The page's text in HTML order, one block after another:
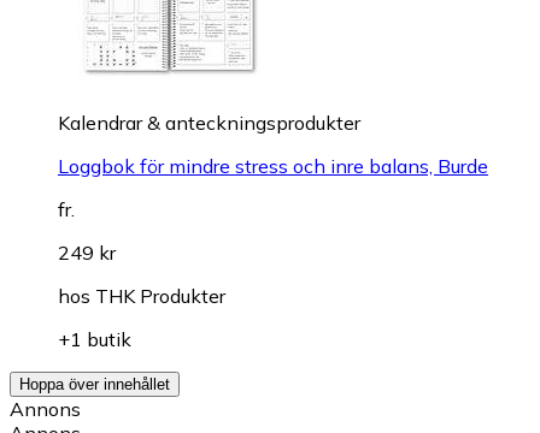
Kalendrar & anteckningsprodukter
Loggbok för mindre stress och inre balans, Burde
fr.
249 kr
hos THK Produkter
+1 butik
Hoppa över innehållet
Annons